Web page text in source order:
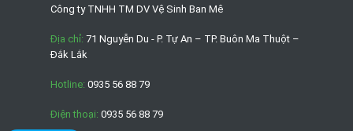
Công ty TNHH TM DV Vệ Sinh Ban Mê
Địa chỉ: 71 Nguyễn Du - P. Tự An – TP. Buôn Ma Thuột –
Đắk Lắk
Hotline: 0935 56 88 79
Điện thoại: 0935 56 88 79